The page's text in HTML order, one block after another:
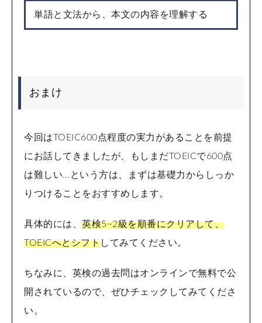
単語と文法から、本文の内容を理解する
おまけ
今回はTOEIC600点程度の実力があることを前提
にお話してきましたが、もしまだTOEICで600点
は難しい…という方は、まずは基礎力からしっか
りつけることをおすすめします。
具体的には、 英検5~2級を順番にクリアして、
TOEICへとシフトしてみてください。
ちなみに、英検の過去問はオンラインで無料で公
開されているので、ぜひチェックしてみてくださ
い。